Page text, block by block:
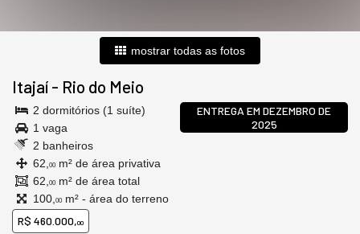
mostrar todas as fotos
Itajaí - Rio do Meio
ENTREGA EM DEZEMBRO DE
2025
2 dormitórios (1 suíte)
1 vaga
2 banheiros
62, 00 m² de área privativa
62, 00 m² de área total
100, 00 m² - área do terreno
R$ 460.000,00